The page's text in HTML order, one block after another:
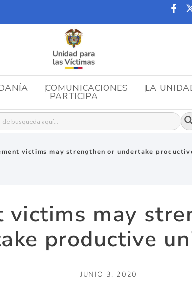
COMUNICACIONES LA
PARTICIPA
victims may strengthen or undertake
victims may
productive
JUNIO 3, 2020